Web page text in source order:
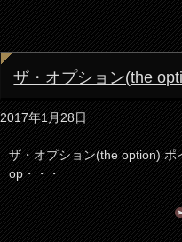
ザ・オプション(the
2017年1月28日
ザ・オプション(the option) ポ
op・・・